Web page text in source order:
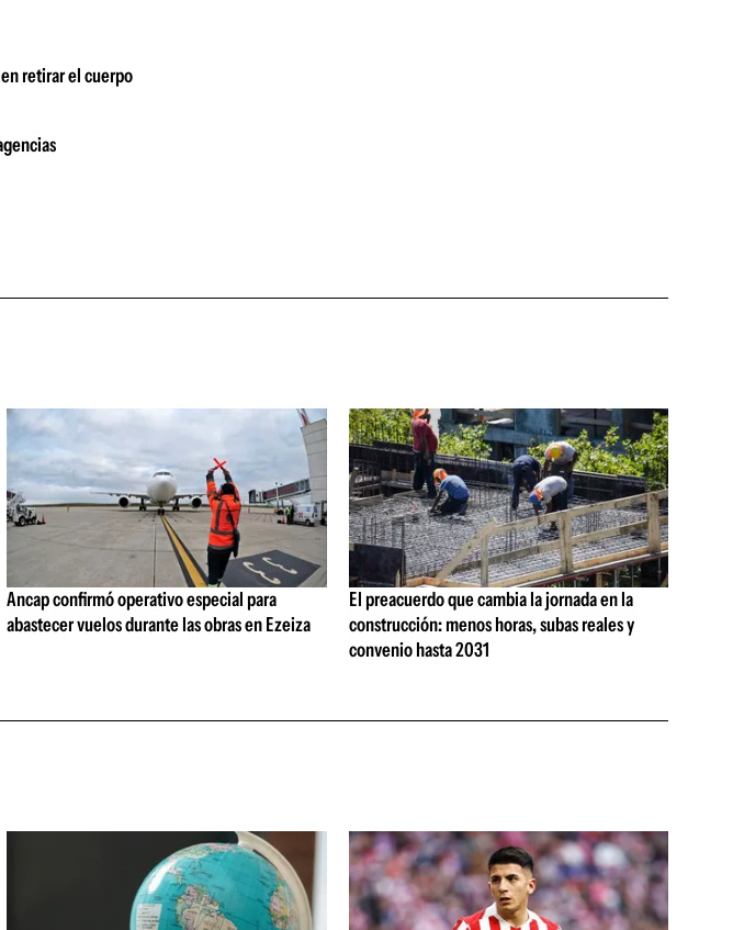
retirar el cuerpo
Ancap confirmó operativo especial para
abastecer vuelos durante las obras en Ezeiza
El preacuerdo que cambia la jornada en la
construcción: menos horas, subas reales y
convenio hasta 2031